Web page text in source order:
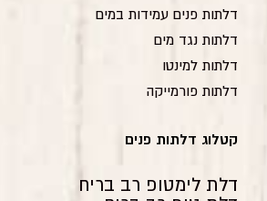
דלתות פנים עמידות במים
דלתות נגד מים
דלתות למינטו
דלתות פורמייקה
קטלוג דלתות פנים
דלת לימטופ רב בריח